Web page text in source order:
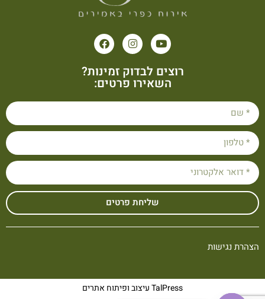
רוצים לבדוק זמינות?
השאירו פרטים:
שליחת פרטים
הצהרת נגישות
TalPress עיצוב ופיתוח אתרים